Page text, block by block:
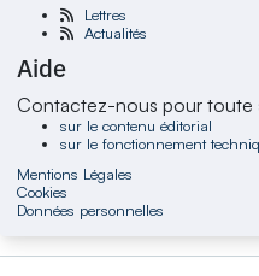
Lettres
Actualités
Aide
Contactez-nous pour toute
sur le contenu éditorial
sur le fonctionnement
Mentions Légales
Cookies
Données personnelles